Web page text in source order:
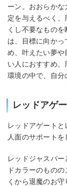
ーン。おおらか
定を与えるべく
くし不要なもの
は、目標に向か
め、叶えたい夢や
い人におすすめ
環境の中で、自分
レッドアゲ
レッドアゲート
人面のサポートを
レッドジャスパ
ドカラーのもの
くから退魔のお